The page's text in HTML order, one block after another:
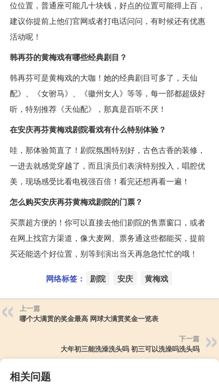
位位置，普通座可能几十块钱，好点的位置可能得上百，
建议你提前上他们官网或者打电话问问，有时候还有优惠
活动呢！
韩再芬的黄梅戏有哪些经典剧目？
韩再芬可是黄梅戏的大咖！她的经典剧目可多了，天仙
配》、《女驸马》、《徽州女人》等等，每一部都超级好
听，特别推荐《天仙配》，那真是百听不厌！
在安庆再芬黄梅戏剧院看戏有什么特别体验？
哇，那体验简直了！剧院氛围特别好，古色古香的装修，
一进去就感觉穿越了，而且演员们表演特别投入，唱腔优
美，现场感受比看电视强百倍！看完还想再看一遍！
怎么购买安庆再芬黄梅戏剧院的门票？
买票超方便的！你可以直接去他们剧院的售票窗口，或者
在网上找官方渠道，像大麦网、票务通这些都能买，提前
买还能选个好位置，别等到演出当天再急急忙忙的哦！
网络标签： 剧院 安庆 黄梅戏
上一篇
哪个大满贯的奖金最高 网球大满贯奖金一览表
下一篇
大年初三能洗澡洗头吗 初三可以洗澡吗洗头吗
相关问题